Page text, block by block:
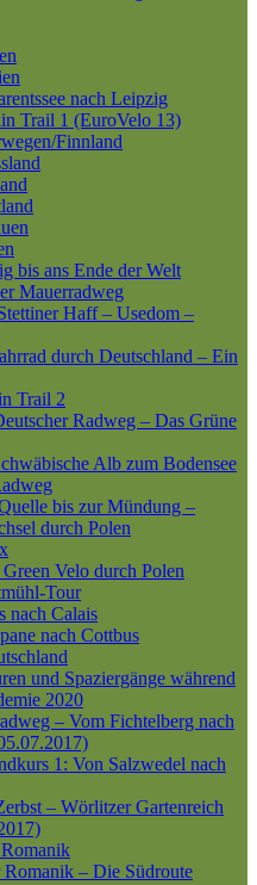
nach Leipzig
Trail 1 (EuroVelo 13)
Finnland
bis ans Ende der Welt
Mauerradweg
Haff – Usedom –
durch Deutschland – Ein
Trail 2
Radweg – Das Grüne
Alb zum Bodensee
bis zur Mündung –
durch Polen
Velo durch Polen
Tour
nach Calais
nach Cottbus
und Spaziergänge während
2020
– Vom Fichtelberg nach
1: Von Salzwedel nach
– Wörlitzer Gartenreich
Romanik – Die Südroute